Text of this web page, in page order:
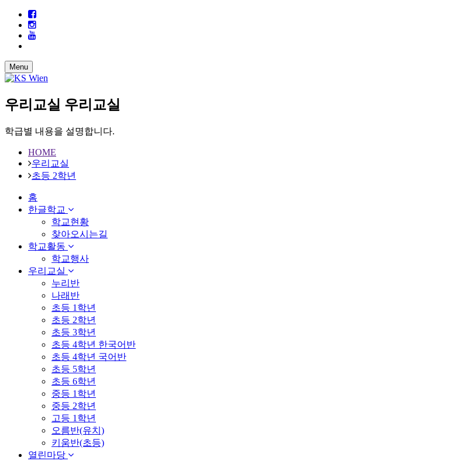
Menu
우리교실 우리교실
학급별 내용을 설명합니다.
HOME
우리교실
초등 2학년
홈
한글학교
학교현황
찾아오시는길
학교활동
학교행사
우리교실
누리반
나래반
초등 1학년
초등 2학년
초등 3학년
초등 4학년 한국어반
초등 4학년 국어반
초등 5학년
초등 6학년
중등 1학년
중등 2학년
고등 1학년
오름반(유치)
키움반(초등)
열린마당